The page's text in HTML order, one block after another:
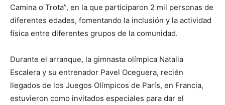
Camina o Trota”, en la que participaron 2 mil personas de
diferentes edades, fomentando la inclusión y la actividad
física entre diferentes grupos de la comunidad.
Durante el arranque, la gimnasta olímpica Natalia
Escalera y su entrenador Pavel Oceguera, recién
llegados de los Juegos Olímpicos de París, en Francia,
estuvieron como invitados especiales para dar el